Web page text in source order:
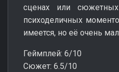
сценах или
психоделичных
имеется, но её очень
Геймплей: 6/10
Сюжет: 6.5/10